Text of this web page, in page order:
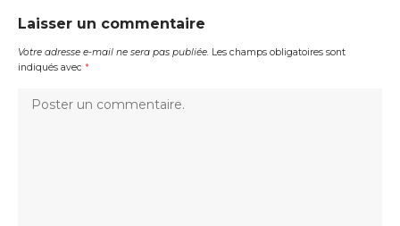
Laisser un commentaire
Votre adresse e-mail ne sera pas publiée. Les champs obligatoires sont
indiqués avec *